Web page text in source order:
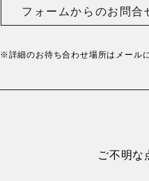
フォームからのお問合
※詳細のお待ち合わせ場所は メール
ご不明な